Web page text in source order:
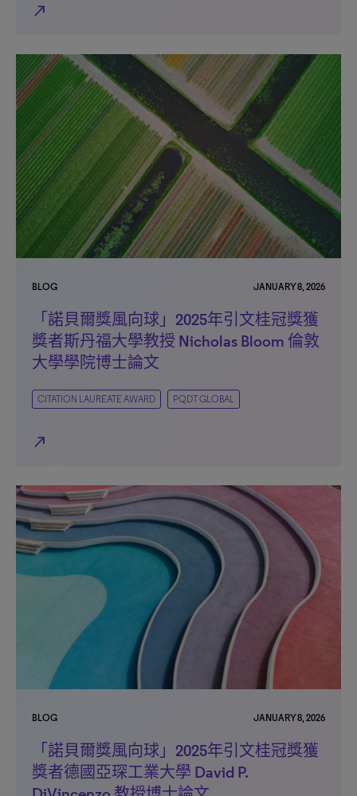
north_east
BLOG JANUARY 8, 2026
「諾貝爾獎風向球」2025年引文桂冠獎獲
獎者斯丹福大學教授 Nicholas Bloom 倫敦
大學學院博士論文
CITATION LAUREATE AWARD PQDT GLOBAL
north_east
BLOG JANUARY 8, 2026
「諾貝爾獎風向球」2025年引文桂冠獎獲
獎者德國亞琛工業大學 David P.